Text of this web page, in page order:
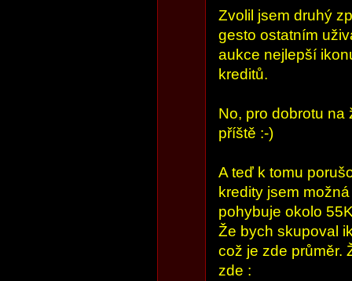
Zvolil jsem druhý
gesto ostatním
aukce nejlepší
kreditů.
No, pro dobrotu na
příště :-)
A teď k tomu
kredity jsem
pohybuje okolo
Že bych skupoval
což je zde průměr.
zde :